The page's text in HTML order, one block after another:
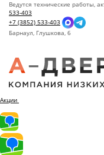
Ведутся технические работы,
533-403
+7 (3852) 533-403
Барнаул, Глушкова, 6
Акции